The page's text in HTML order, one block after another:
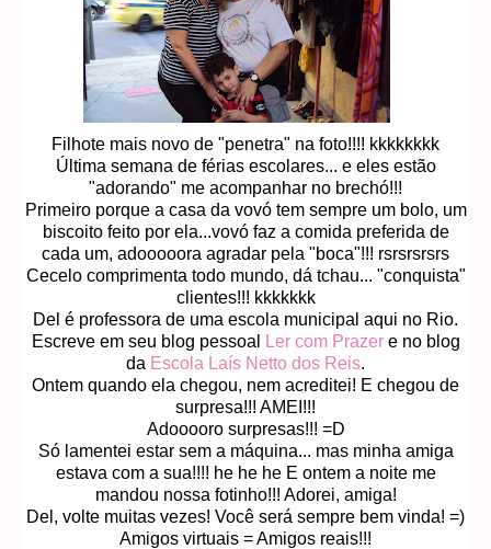
Filhote mais novo de "penetra" na foto!!!! kkkkkkkk
Última semana de férias escolares... e eles estão
"adorando" me acompanhar no brechó!!!
Primeiro porque a casa da vovó tem sempre um bolo, um
biscoito feito por ela...vovó faz a comida preferida de
cada um, adooooora agradar pela "boca"!!! rsrsrsrsrs
Cecelo comprimenta todo mundo, dá tchau... "conquista"
clientes!!! kkkkkkk
Del é professora de uma escola municipal aqui no Rio.
Escreve em seu blog pessoal
Ler com Prazere no blog
da Escola Laís Netto dos Reis.
Ontem quando ela chegou, nem acreditei! E chegou de
surpresa!!! AMEI!!!
Adooooro surpresas!!! =D
Só lamentei estar sem a máquina... mas minha amiga
estava com a sua!!!! he he he E ontem a noite me
mandou nossa fotinho!!! Adorei, amiga!
Del, volte muitas vezes! Você será sempre bem vinda! =)
Amigos virtuais = Amigos reais!!!